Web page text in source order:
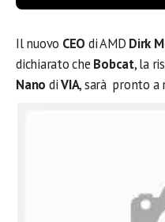
Il nuovo CEO di AMD Dirk
dichiarato che Bobcat, la
Nano diVIA, sarà pronto a